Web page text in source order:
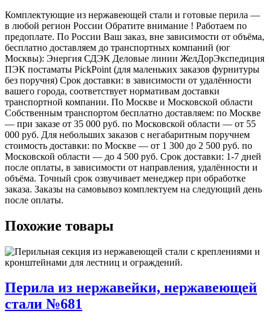
Комплектующие из нержавеющей стали и готовые перила —
в любой регион России Обратите внимание ! Работаем по
предоплате. По России Ваш заказ, вне зависимости от объёма,
бесплатно доставляем до транспортных компаний (юг
Москвы): Энергия СДЭК Деловые линии ЖелДорЭкспедиция
ПЭК постаматы PickPoint (для маленьких заказов фурнитуры
без поручня) Срок доставки: в зависимости от удалённости
вашего города, соответствует нормативам доставки
транспортной компании. По Москве и Московской области
Собственным транспортом бесплатно доставляем: по Москве
— при заказе от 35 000 руб. по Московской области — от 55
000 руб. Для небольших заказов с негабаритным поручнем
стоимость доставки: по Москве — от 1 300 до 2 500 руб. по
Московской области — до 4 500 руб. Срок доставки: 1-7 дней
после оплаты, в зависимости от направления, удалённости и
объёма. Точный срок озвучивает менеджер при обработке
заказа. Заказы на самовывоз комплектуем на следующий день
после оплаты.
Похожие товары
Перила из нержавейки, нержавеющей
стали №681